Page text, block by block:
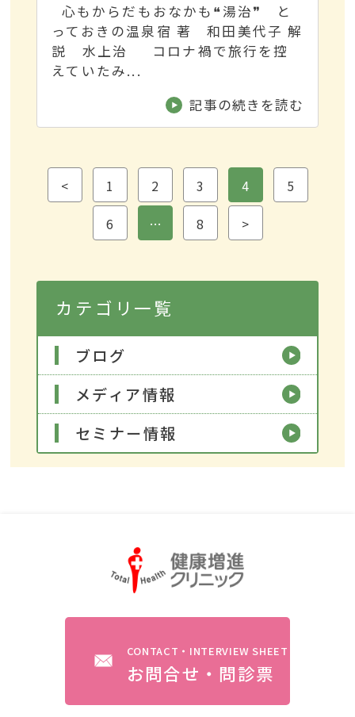
心もからだもおなかも❝湯治❞ と
っておきの温泉宿 著 和田美代子 解
説 水上治 コロナ禍で旅行を控
えていたみ...
記事の続きを読む
< 1 2 3 4
5
6
… 8 >
カテゴリ一覧
ブログ
メディア情報
セミナー情報
CONTACT・INTERVIEW SHEET
お問合せ・問診票